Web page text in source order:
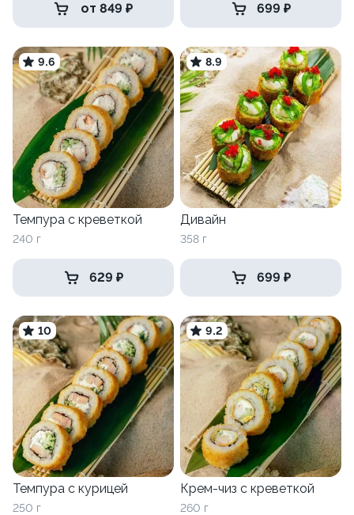
от 849 ₽ 699 ₽
9.6
Темпура с креветкой
240 г
629 ₽
8.9
Дивайн
358 г
699 ₽
10
Темпура с курицей
250 г
9.2
Крем-чиз с креветкой
260 г